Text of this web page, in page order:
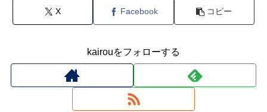
X Facebook コピー
kairouをフォローする